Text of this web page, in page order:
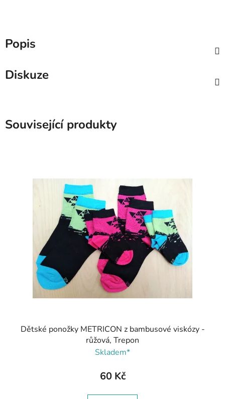
Popis
Diskuze
Související produkty
Dětské ponožky METRICON z bambusové viskózy -
růžová, Trepon
Skladem*
60 Kč